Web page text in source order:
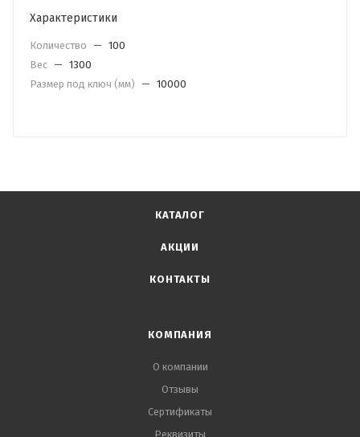
Характеристики
Количество — 100
Вес — 1300
Размер под ключ (мм)
— 10000
КАТАЛОГ
АКЦИИ
КОНТАКТЫ
КОМПАНИЯ
О компании
Отзывы
Сертификаты
Реквизиты